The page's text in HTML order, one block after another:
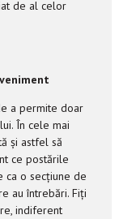
de al celor
a permite doar
În cele mai
și astfel să
ce postările
ca o secțiune de
au întrebări. Fiți
indiferent